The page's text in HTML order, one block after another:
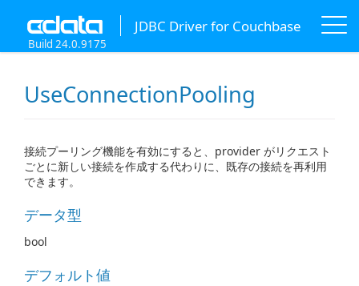
JDBC Driver for Couchbase
Build 24.0.9175
UseConnectionPooling
接続プーリング機能を有効にすると、provider がリクエスト
ごとに新しい接続を作成する代わりに、既存の接続を再利用
できます。
データ型
bool
デフォルト値